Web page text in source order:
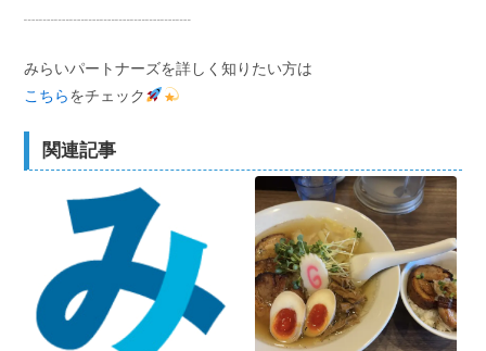
┈┈┈┈┈┈┈┈┈┈┈
みらいパートナーズを詳しく知りたい方は
こちらをチェック
関連記事